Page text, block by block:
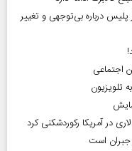
پلیس درباره بی‌توجهی و تغییر
اجتماعی
تلویزیون
جبران است